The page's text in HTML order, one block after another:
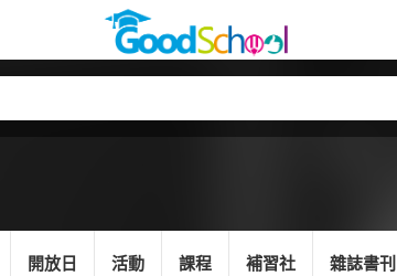
開放日 活動 課程 補習社 雜誌書刊